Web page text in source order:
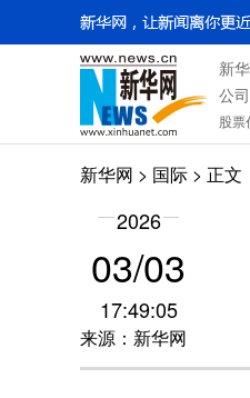
新
公
股票
新华网 > 国际 > 正文
2026
03/03
17:49:05
来源：新华网